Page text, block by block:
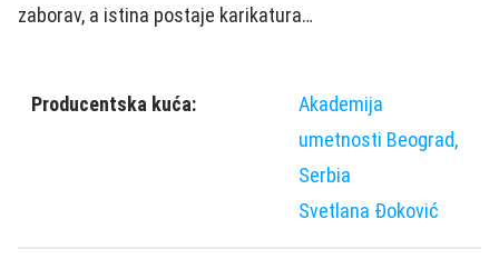
zaborav, a istina postaje karikatura…
Producentska kuća:
Akademija
umetnosti Beograd,
Serbia
Svetlana Đoković